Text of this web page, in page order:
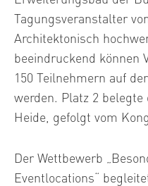
Tagungsveranstalter
Architektonisch
beeindruckend können
150 Teilnehmern auf
werden. Platz 2
Heide, gefolgt vom
Der Wettbewerb
Eventlocations“